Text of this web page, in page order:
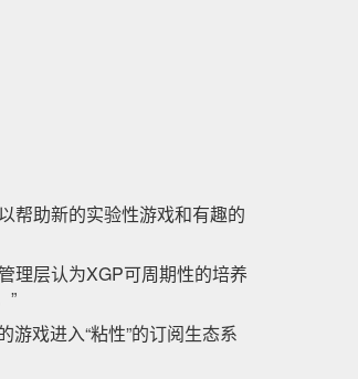
帮助新的实验性游戏和有趣的
理层认为XGP可周期性的培养
”
戏进入“粘性”的订阅生态系